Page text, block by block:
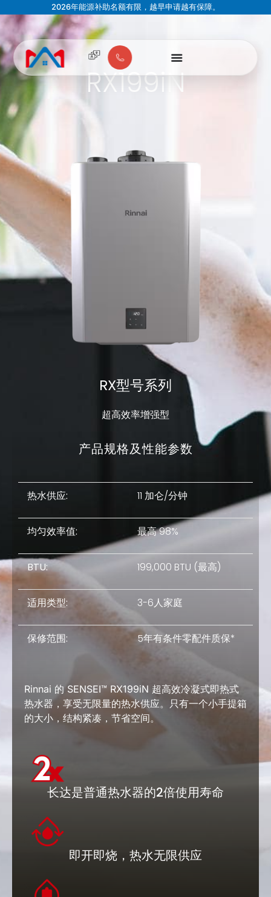
2026年能源补助名额有限，越早申请越有保障。
RX199iN
RX型号系列
超高效率增强型
产品规格及性能参数
热水供应: 11 加仑/分钟
均匀效率值: 最高 98%
BTU: 199,000 BTU (最高)
适用类型: 3-6人家庭
保修范围: 5年有条件零配件质保*
Rinnai 的 SENSEI™ RX199iN 超高效冷凝式即热式
热水器，享受无限量的热水供应。只有一个小手提箱
的大小，结构紧凑，节省空间。
长达是普通热水器的2倍使用寿命
即开即烧，热水无限供应